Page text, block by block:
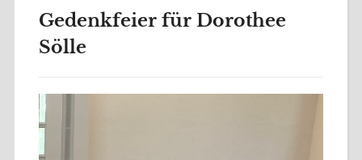
Gedenkfeier für Dorothee
Sölle